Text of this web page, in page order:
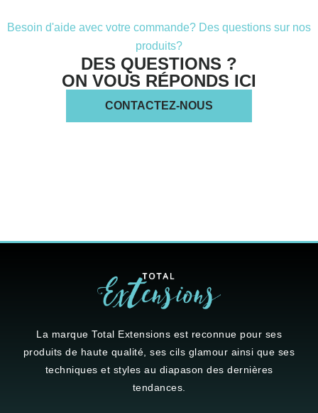
Besoin d'aide avec votre commande? Des questions sur nos
produits?
DES QUESTIONS ?
ON VOUS RÉPONDS ICI
CONTACTEZ-NOUS
La marque Total Extensions est reconnue pour ses
produits de haute qualité, ses cils glamour ainsi que ses
techniques et styles au diapason des dernières
tendances.